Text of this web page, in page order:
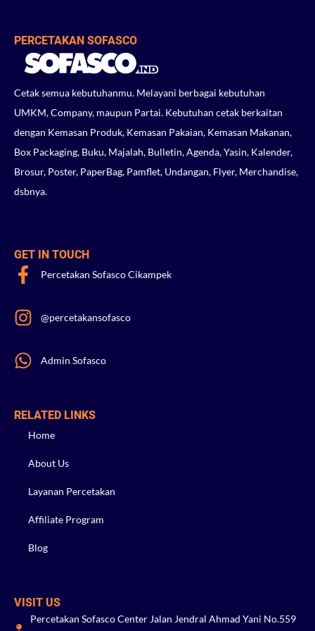
PERCETAKAN SOFASCO
Cetak semua kebutuhanmu. Melayani berbagai kebutuhan
UMKM, Company, maupun Partai. Kebutuhan cetak berkaitan
dengan Kemasan Produk, Kemasan Pakaian, Kemasan Makanan,
Box Packaging, Buku, Majalah, Bulletin, Agenda, Yasin, Kalender,
Brosur, Poster, PaperBag, Pamflet, Undangan, Flyer, Merchandise,
dsbnya.
GET IN TOUCH
Percetakan Sofasco Cikampek
@percetakansofasco
Admin Sofasco
RELATED LINKS
Home
About Us
Layanan Percetakan
Affiliate Program
Blog
VISIT US
Percetakan Sofasco Center Jalan Jendral Ahmad Yani No.559